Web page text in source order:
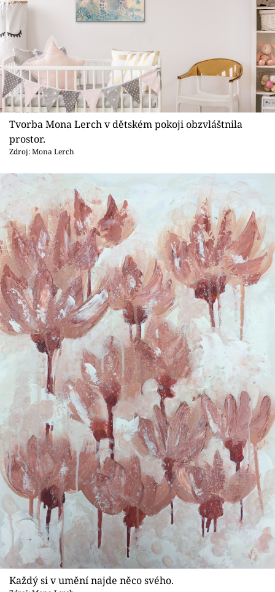
Tvorba Mona Lerch v dětském pokoji obzvláštnila
prostor.
Zdroj: Mona Lerch
Každý si v umění najde něco svého.